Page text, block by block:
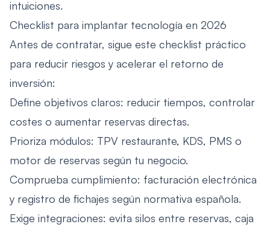
intuiciones.
Checklist para implantar tecnología en 2026
Antes de contratar, sigue este checklist práctico
para reducir riesgos y acelerar el retorno de
inversión:
Define objetivos claros: reducir tiempos, controlar
costes o aumentar reservas directas.
Prioriza módulos: TPV restaurante, KDS, PMS o
motor de reservas según tu negocio.
Comprueba cumplimiento: facturación electrónica
y registro de fichajes según normativa española.
Exige integraciones: evita silos entre reservas, caja